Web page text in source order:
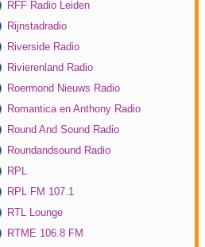
RFF Radio Leiden
Rijnstadradio
Riverside Radio
Rivierenland Radio
Roermond Nieuws Radio
Romantica en Anthony Radio
Round And Sound Radio
Roundandsound Radio
RPL
RPL FM 107.1
RTL Lounge
RTME 106.8 FM